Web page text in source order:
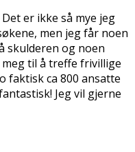
er ikke så mye jeg
men jeg får noen
skulderen og noen
til å treffe frivillige
faktisk ca 800 ansatte
Jeg vil gjerne